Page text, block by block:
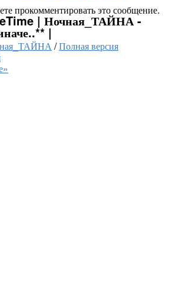
прокомментировать это сообщение.
| Ночная_ТАЙНА -
|
/Полная версия